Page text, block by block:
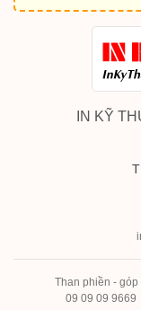
IN KỸ
Than phiền - góp
09 09 09 9669